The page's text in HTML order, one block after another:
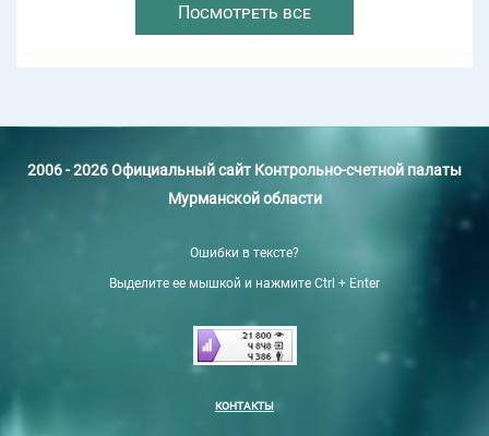
Посмотреть все
2006 - 2026 Официальный сайт Контрольно-счетной палаты
Мурманской области
Ошибки в тексте?
Выделите ее мышкой и нажмите Ctrl + Enter
КОНТАКТЫ